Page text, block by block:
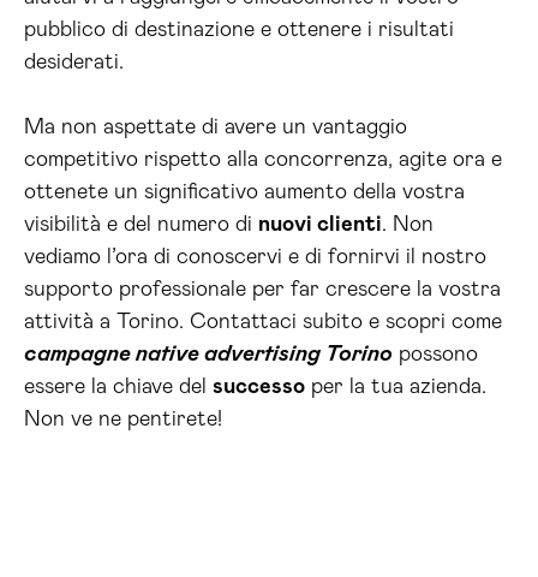
pubblico di destinazione e ottenere i risultati
desiderati.
Ma non aspettate di avere un vantaggio
competitivo rispetto alla concorrenza, agite ora e
ottenete un significativo aumento della vostra
visibilità e del numero di nuovi clienti. Non
vediamo l’ora di conoscervi e di fornirvi il nostro
supporto professionale per far crescere la vostra
attività a Torino. Contattaci subito e scopri come
campagne native advertising Torino possono
essere la chiave del successo per la tua azienda.
Non ve ne pentirete!